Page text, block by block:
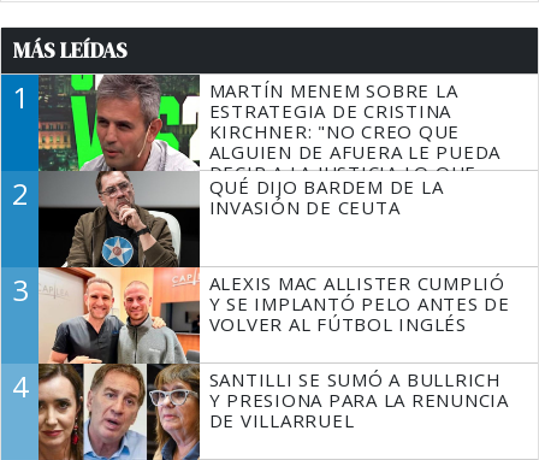
MÁS LEÍDAS
1
MARTÍN MENEM SOBRE LA
ESTRATEGIA DE CRISTINA
KIRCHNER: "NO CREO QUE
ALGUIEN DE AFUERA LE PUEDA
DECIR A LA JUSTICIA LO QUE
TIENE QUE HACER"
2
QUÉ DIJO BARDEM DE LA
INVASIÓN DE CEUTA
3
ALEXIS MAC ALLISTER CUMPLIÓ
Y SE IMPLANTÓ PELO ANTES DE
VOLVER AL FÚTBOL INGLÉS
4
SANTILLI SE SUMÓ A BULLRICH
Y PRESIONA PARA LA RENUNCIA
DE VILLARRUEL